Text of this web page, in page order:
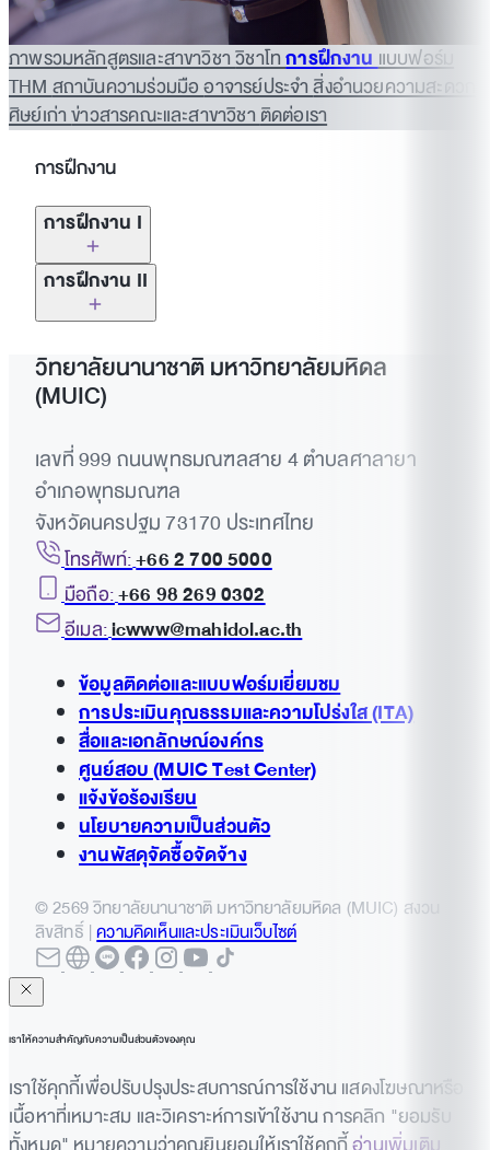
ภาพรวมหลักสูตรและสาขาวิชาวิชาโทการฝึกงานแบบฟอร์ม
THMสถาบันความร่วมมืออาจารย์ประจำสิ่งอำนวยความสะดวก
ศิษย์เก่าข่าวสารคณะและสาขาวิชาติดต่อเรา
การฝึกงาน
การฝึกงาน I
การฝึกงาน II
เมื่อนักศึกษา THM สำเร็จการศึกษาแล้วพวกเขาจะต้อง
ฝึกงานครั้งที่ 2 (Internship II) เป็นเวลา 3 เดือน นักศึกษา
สามารถเลือกฝึกงานภายในประเทศหรือฝึกงานต่างประเทศ
ในสาขาการท่องเที่ยวเดินทางและการบริการ เช่นโรงแรม
สายการบิน บริษัทตัวแทนการท่องเที่ยว บริษัททัวร์ บริษัท
อาหารและเครื่องดื่ม ผู้จัดงาน องค์กรที่เกี่ยวข้องกับการท่อง
เที่ยว และอื่น ๆ ซึ่งหัวหน้างานของบริษัทต่าง ๆ เหล่านั้น และ
ผู้จัดการโครงการฝึกงานจะเป็นผู้ประเมินผลการฝึกงานของ
นักศึกษา
วิทยาลัยนานาชาติ มหาวิทยาลัยมหิดล
(MUIC)
เลขที่ 999 ถนนพุทธมณฑลสาย 4 ตำบลศาลายา
อำเภอพุทธมณฑล
จังหวัดนครปฐม 73170 ประเทศไทย
โทรศัพท์:+66 2 700 5000
มือถือ:+66 98 269 0302
อีเมล:icwww@mahidol.ac.th
ข้อมูลติดต่อและแบบฟอร์มเยี่ยมชม
การประเมินคุณธรรมและความโปร่งใส (ITA)
สื่อและเอกลักษณ์องค์กร
ศูนย์สอบ (MUIC Test Center)
แจ้งข้อร้องเรียน
นโยบายความเป็นส่วนตัว
งานพัสดุจัดซื้อจัดจ้าง
© 2569 วิทยาลัยนานาชาติ มหาวิทยาลัยมหิดล (MUIC) สงวน
ลิขสิทธิ์ |ความคิดเห็นและประเมินเว็บไซต์
เราให้ความสำคัญกับความเป็นส่วนตัวของคุณ
เราใช้คุกกี้เพื่อปรับปรุงประสบการณ์การใช้งาน แสดงโฆษณาหรือ
เนื้อหาที่เหมาะสม และวิเคราะห์การเข้าใช้งาน การคลิก "ยอมรับ